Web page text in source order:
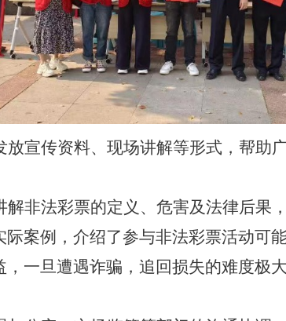
宣传资料、现场讲解等形式，帮助
非法彩票的定义、危害及法律后果
案例，介绍了参与非法彩票活动可
一旦遭遇诈骗，追回损失的难度极